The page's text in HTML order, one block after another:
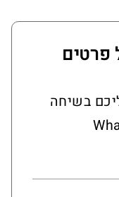
פרטים
בשיחה